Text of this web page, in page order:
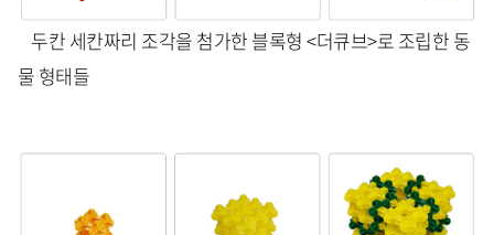
두칸 세칸짜리 조각을 첨가한 블록형 <더큐브>로 조립한 동
물 형태들